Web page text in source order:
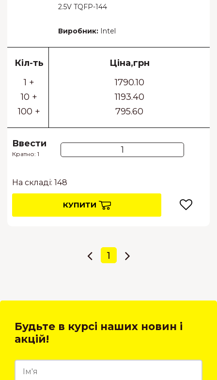
2.5V TQFP-144
Виробник: Intel
Кіл-ть
1 +
10 +
100 +
Ціна,грн
1790.10
1193.40
795.60
Ввести
Кратно: 1
На складі: 148
КУПИТИ
1
Будьте в курсі наших новин і
акцій!